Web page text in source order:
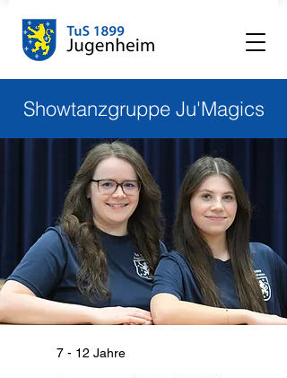
Showtanzgruppe Ju'Magics
7 - 12 Jahre